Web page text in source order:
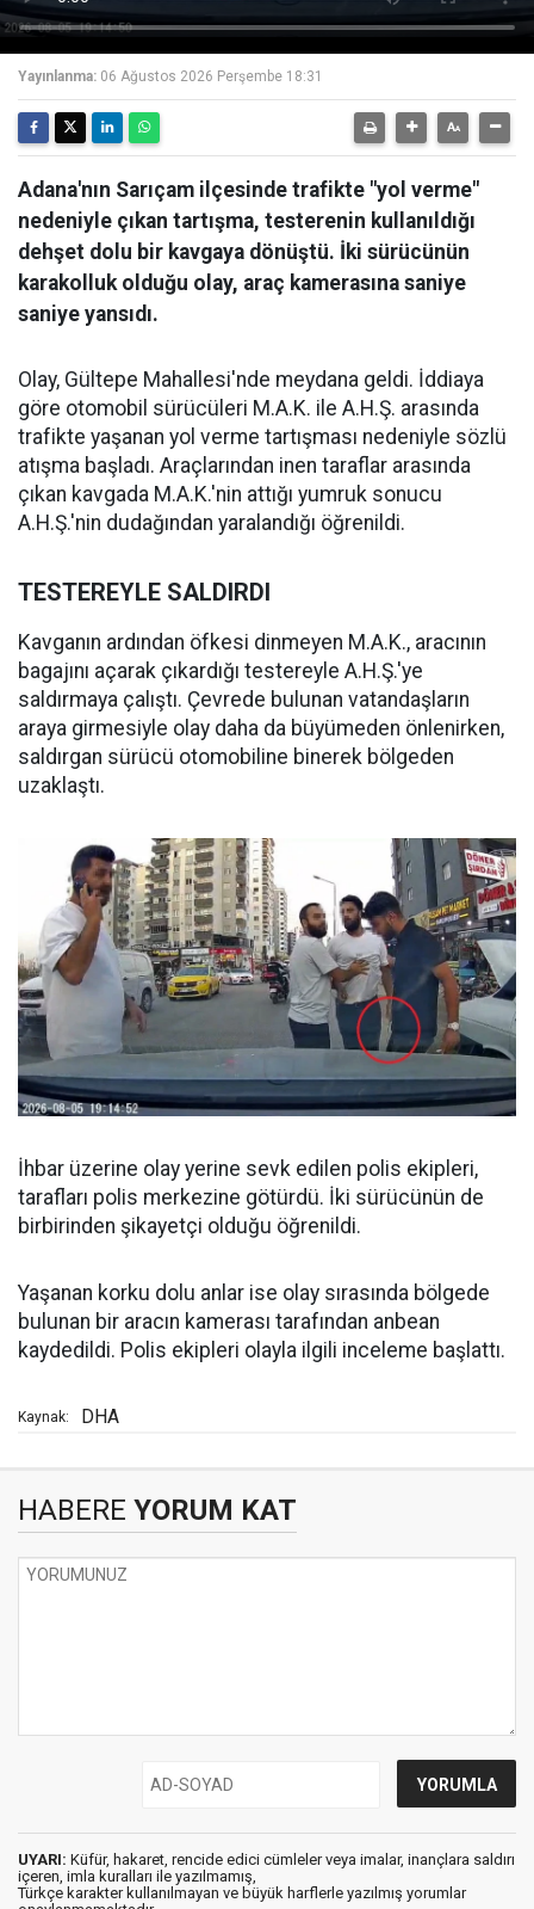
Yayınlanma: 06 Ağustos 2026 Perşembe 18:31
Adana'nın Sarıçam ilçesinde trafikte "yol verme"
nedeniyle çıkan tartışma, testerenin kullanıldığı
dehşet dolu bir kavgaya dönüştü. İki sürücünün
karakolluk olduğu olay, araç kamerasına saniye
saniye yansıdı.
Olay, Gültepe Mahallesi'nde meydana geldi. İddiaya
göre otomobil sürücüleri M.A.K. ile A.H.Ş. arasında
trafikte yaşanan yol verme tartışması nedeniyle sözlü
atışma başladı. Araçlarından inen taraflar arasında
çıkan kavgada M.A.K.'nin attığı yumruk sonucu
A.H.Ş.'nin dudağından yaralandığı öğrenildi.
TESTEREYLE SALDIRDI
Kavganın ardından öfkesi dinmeyen M.A.K., aracının
bagajını açarak çıkardığı testereyle A.H.Ş.'ye
saldırmaya çalıştı. Çevrede bulunan vatandaşların
araya girmesiyle olay daha da büyümeden önlenirken,
saldırgan sürücü otomobiline binerek bölgeden
uzaklaştı.
İhbar üzerine olay yerine sevk edilen polis ekipleri,
tarafları polis merkezine götürdü. İki sürücünün de
birbirinden şikayetçi olduğu öğrenildi.
Yaşanan korku dolu anlar ise olay sırasında bölgede
bulunan bir aracın kamerası tarafından anbean
kaydedildi. Polis ekipleri olayla ilgili inceleme başlattı.
Kaynak: DHA
HABERE YORUM KAT
UYARI: Küfür, hakaret, rencide edici cümleler veya imalar, inançlara saldırı
içeren, imla kuralları ile yazılmamış,
Türkçe karakter kullanılmayan ve büyük harflerle yazılmış yorumlar